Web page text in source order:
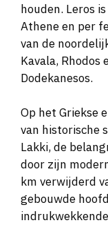
houden. Leros
Athene en per
van de
Kavala, Rhodos
Dodekanesos.
Op het Griekse
van historische
Lakki, de
door zijn
km verwijderd
gebouwde